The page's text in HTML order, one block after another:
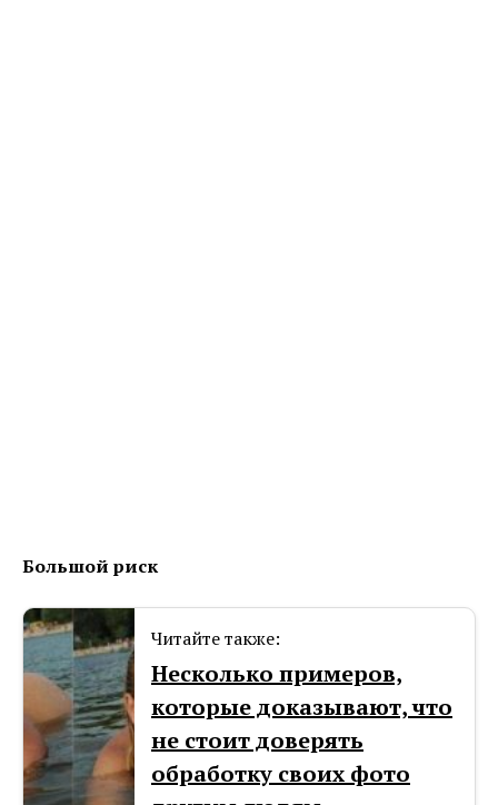
Большой риск
Читайте также:
Несколько примеров,
которые доказывают, что
не стоит доверять
обработку своих фото